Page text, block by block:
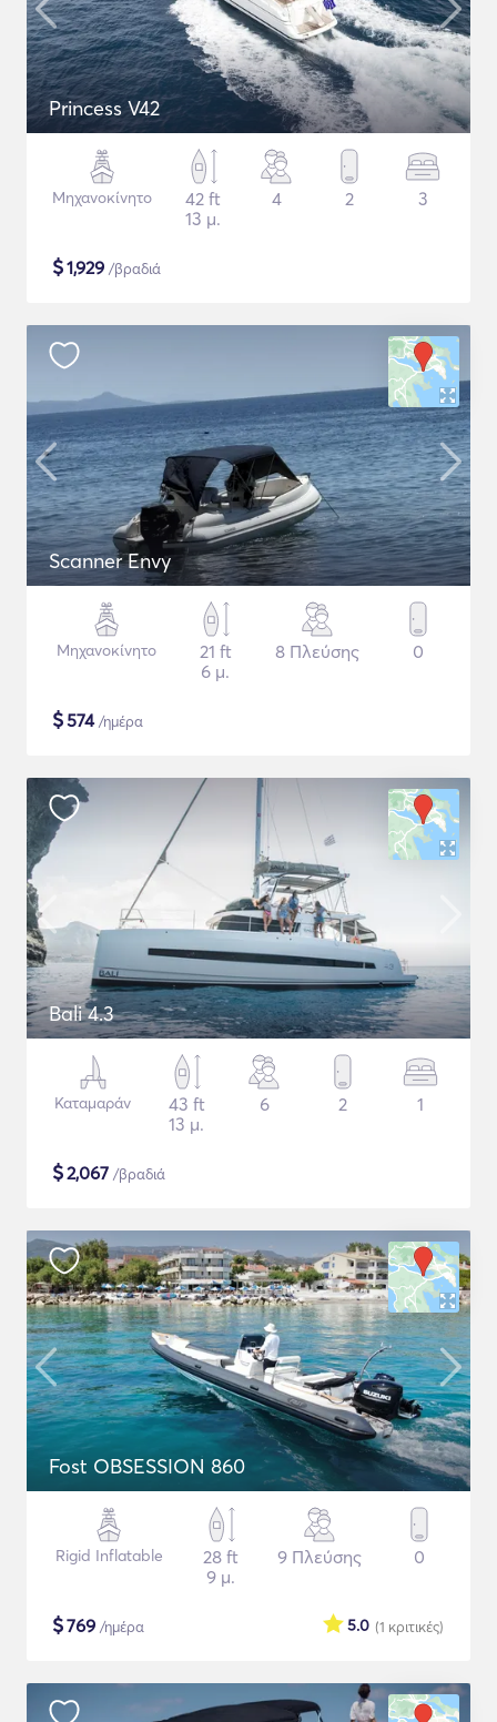
Princess V42
Μηχανοκίνητο
42 ft
13 μ.
4 2 3
$1,929 /βραδιά
Scanner Envy
Μηχανοκίνητο
21 ft
6 μ.
8 Πλεύσης 0
$574/ημέρα
Bali 4.3
Καταμαράν
43 ft
13 μ.
6 2 1
$2,067 /βραδιά
Fost OBSESSION 860
Rigid Inflatable
28 ft
9 μ.
9 Πλεύσης 0
$769 /ημέρα (1 κριτικές)
5.0